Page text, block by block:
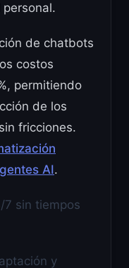
de chatbots
costos
permitiendo
de los
fricciones.
AI.
7 sin tiempos
y